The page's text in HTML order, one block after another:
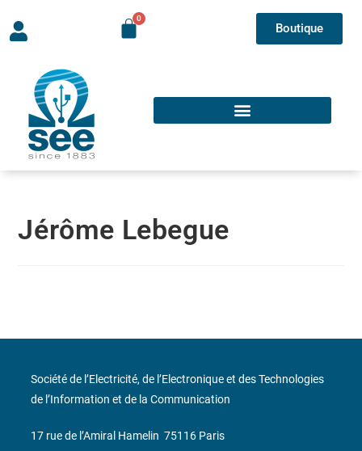
Boutique
Jérôme Lebegue
Société de l’Electricité, de l’Electronique et des Technologies
de l’Information et de la Communication
17 rue de l’Amiral Hamelin 75116 Paris